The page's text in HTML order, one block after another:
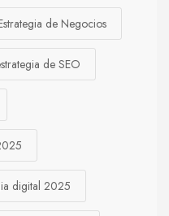
de Negocios
de SEO
digital 2025